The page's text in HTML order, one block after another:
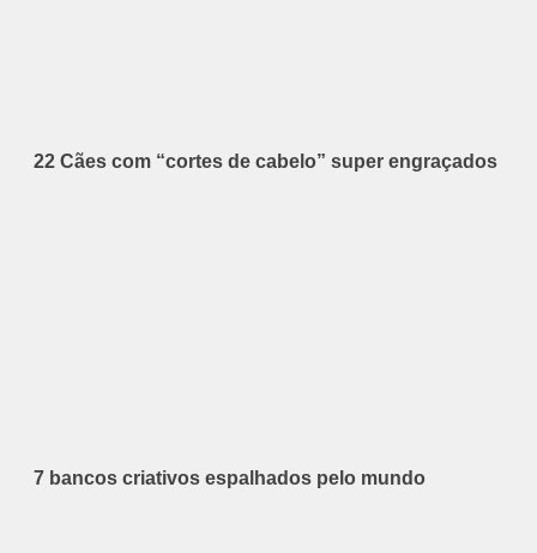
22 Cães com “cortes de cabelo” super engraçados
7 bancos criativos espalhados pelo mundo